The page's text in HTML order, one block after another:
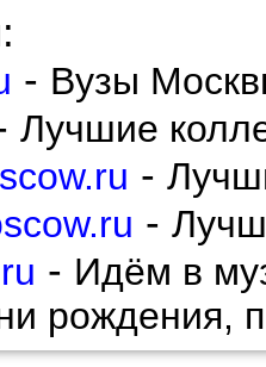
- Вузы
Лучшие
-
-
- Идём в
рождения,